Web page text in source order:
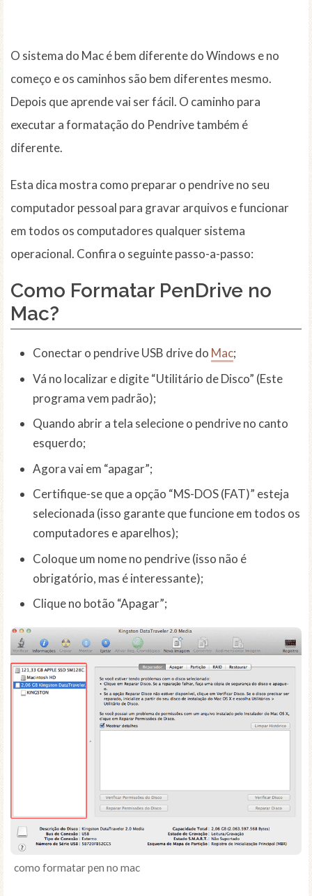
O sistema do Mac é bem diferente do Windows e no
começo e os caminhos são bem diferentes mesmo.
Depois que aprende vai ser fácil. O caminho para
executar a formatação do Pendrive também é
diferente.
Esta dica mostra como preparar o pendrive no seu
computador pessoal para gravar arquivos e funcionar
em todos os computadores qualquer sistema
operacional. Confira o seguinte passo-a-passo:
Como Formatar PenDrive no
Mac?
Conectar o pendrive USB drive do Mac;
Vá no localizar e digite “Utilitário de Disco” (Este
programa vem padrão);
Quando abrir a tela selecione o pendrive no canto
esquerdo;
Agora vai em “apagar”;
Certifique-se que a opção “MS-DOS (FAT)” esteja
selecionada (isso garante que funcione em todos os
computadores e aparelhos);
Coloque um nome no pendrive (isso não é
obrigatório, mas é interessante);
Clique no botão “Apagar”;
como formatar pen no mac